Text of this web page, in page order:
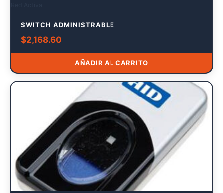
SWITCH ADMINISTRABLE
$2,168.60
AÑADIR AL CARRITO